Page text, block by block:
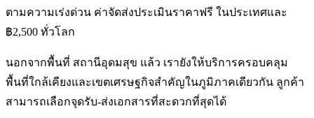
ตามความเร่งด่วน ค่าจัดส่งประเมินราคาฟรี ในประเทศและ
฿2,500 ทั่วโลก
นอกจากพื้นที่ สถานีอุดมสุข แล้ว เรายังให้บริการครอบคลุม
พื้นที่ใกล้เคียงและเขตเศรษฐกิจสำคัญในภูมิภาคเดียวกัน ลูกค้า
สามารถเลือกจุดรับ-ส่งเอกสารที่สะดวกที่สุดได้